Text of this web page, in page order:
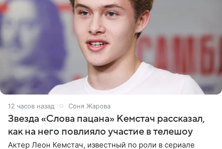
12 часов назад Соня Жарова
Звезда «Слова пацана» Кемстач рассказал,
как на него повлияло участие в телешоу
Актер Леон Кемстач, известный по роли в сериале